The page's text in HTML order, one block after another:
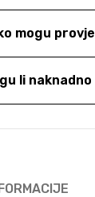
mogu
li